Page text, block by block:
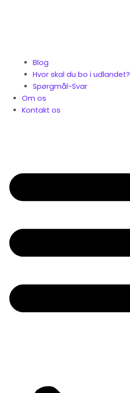
Blog
Hvor skal du bo i udlandet?
Spørgmål-Svar
Om os
Kontakt os